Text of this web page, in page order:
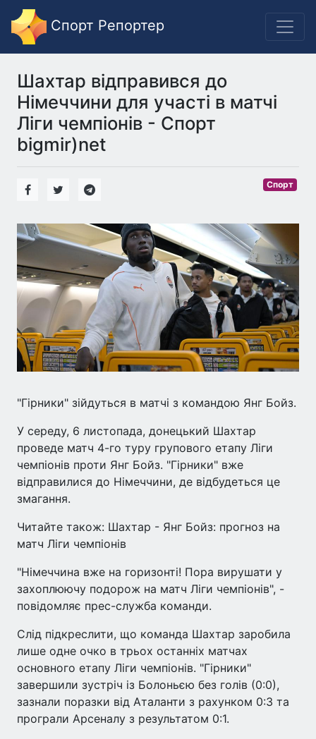
Спорт Репортер
Шахтар відправився до
Німеччини для участі в матчі
Ліги чемпіонів - Спорт
bigmir)net
Спорт
"Гірники" зійдуться в матчі з командою Янг Бойз.
У середу, 6 листопада, донецький Шахтар
проведе матч 4-го туру групового етапу Ліги
чемпіонів проти Янг Бойз. "Гірники" вже
відправилися до Німеччини, де відбудеться це
змагання.
Читайте також: Шахтар - Янг Бойз: прогноз на
матч Ліги чемпіонів
"Німеччина вже на горизонті! Пора вирушати у
захоплюючу подорож на матч Ліги чемпіонів", -
повідомляє прес-служба команди.
Слід підкреслити, що команда Шахтар заробила
лише одне очко в трьох останніх матчах
основного етапу Ліги чемпіонів. "Гірники"
завершили зустріч із Болоньєю без голів (0:0),
зазнали поразки від Аталанти з рахунком 0:3 та
програли Арсеналу з результатом 0:1.